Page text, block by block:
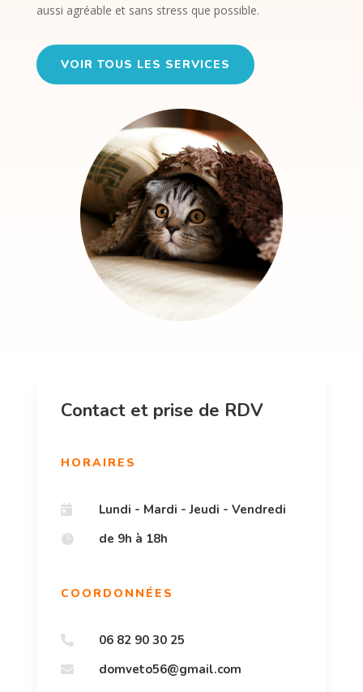
aussi agréable et sans stress que possible.
VOIR TOUS LES SERVICES
Contact et prise de RDV
HORAIRES
 Lundi - Mardi - Jeudi - Vendredi
 de 9h à 18h
COORDONNÉES
 06 82 90 30 25
 domveto56@gmail.com